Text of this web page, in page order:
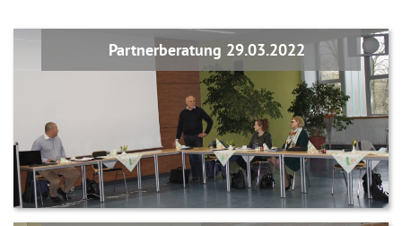
Partnerberatung 29.03.2022